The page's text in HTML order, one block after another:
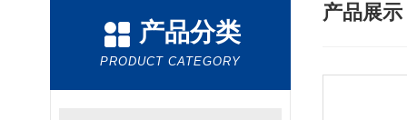
产品分类
PRODUCT CATEGORY
产品展示